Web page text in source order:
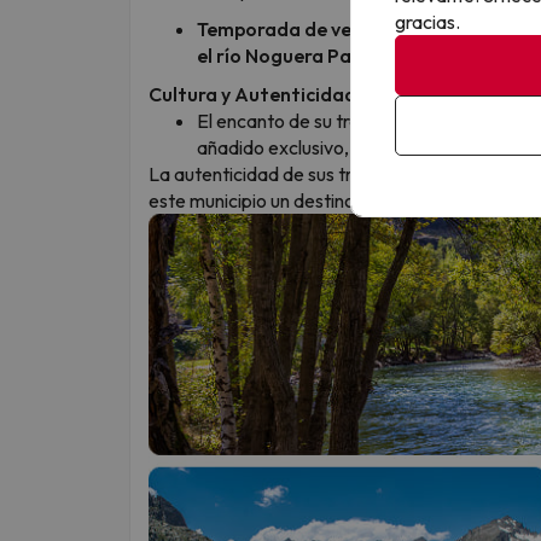
Temporada de verano:Epicentro de los
el río Noguera Pallaresa
Cultura y Autenticidad
El encanto de su trazado medieval y su
añadido exclusivo, ideal para viajeros
La autenticidad de sus tradiciones locales, su
este municipio un destino imprescindible en
gracias.